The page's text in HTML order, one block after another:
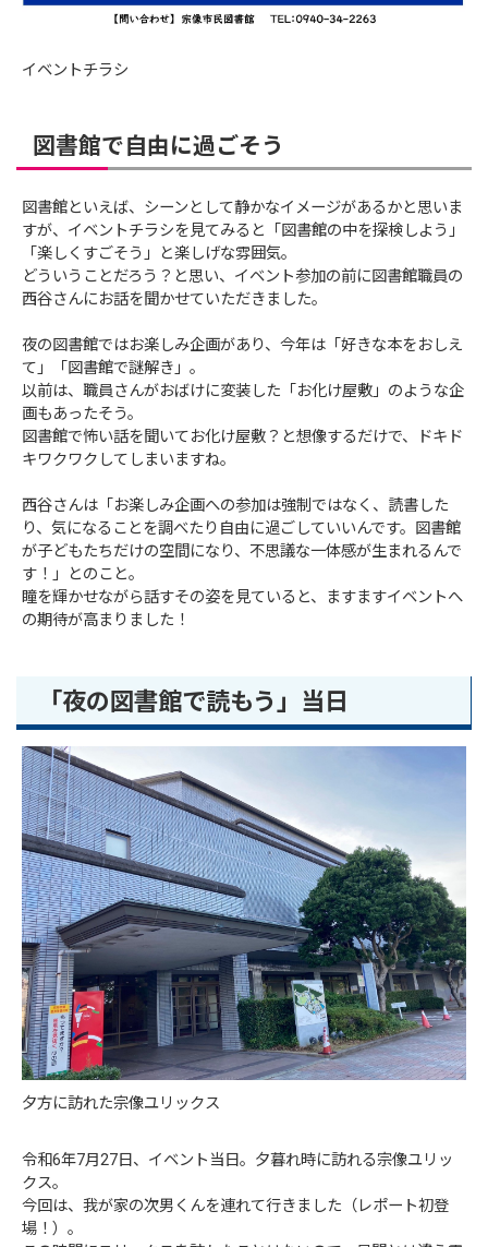
イベントチラシ
図書館で自由に過ごそう
図書館といえば、シーンとして静かなイメージがあるかと思いま
すが、イベントチラシを見てみると「図書館の中を探検しよう」
「楽しくすごそう」と楽しげな雰囲気。
どういうことだろう？と思い、イベント参加の前に図書館職員の
西谷さんにお話を聞かせていただきました。
夜の図書館ではお楽しみ企画があり、今年は「好きな本をおしえ
て」「図書館で謎解き」。
以前は、職員さんがおばけに変装した「お化け屋敷」のような企
画もあったそう。
図書館で怖い話を聞いてお化け屋敷？と想像するだけで、ドキド
キワクワクしてしまいますね。
西谷さんは「お楽しみ企画への参加は強制ではなく、読書した
り、気になることを調べたり自由に過ごしていいんです。図書館
が子どもたちだけの空間になり、不思議な一体感が生まれるんで
す！」とのこと。
瞳を輝かせながら話すその姿を見ていると、ますますイベントへ
の期待が高まりました！
「夜の図書館で読もう」当日
夕方に訪れた宗像ユリックス
令和6年7月27日、イベント当日。夕暮れ時に訪れる宗像ユリッ
クス。
今回は、我が家の次男くんを連れて行きました（レポート初登
場！）。